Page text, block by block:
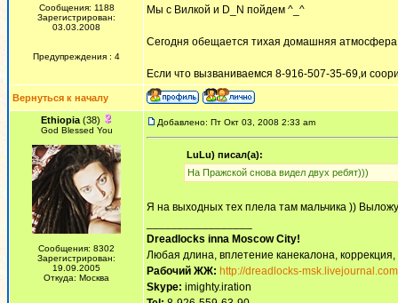
Сообщения: 1188
Зарегистрирован:
03.03.2008
Предупреждения : 4
Мы с Вилкой и D_N пойдем ^_^
Сегодня обещается тихая домашняя
Если что вызваниваемся 8-916-507-35-69,и
Вернуться к началу
Ethiopia(38)
God Blessed You
Сообщения: 8302
Зарегистрирован:
19.09.2005
Откуда: Москва
Добавлено: Пт Окт 03, 2008 2:33 am
LuLu) писал(а):
На Пражской снова видел двух ребят)))
Я на выходных тех плела там мальчика ))
Dreadlocks inna Moscow Сity!
Любая длина, вплетение канекалона,
Рабочий ЖЖ: http://dreadlocks-
Skype: imighty.iration